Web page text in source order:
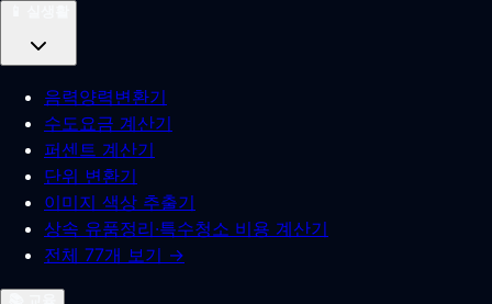
음력양력변환기
수도요금 계산기
퍼센트 계산기
단위 변환기
이미지 색상 추출기
상속 유품정리·특수청소 비용 계산기
전체 77개 보기 →